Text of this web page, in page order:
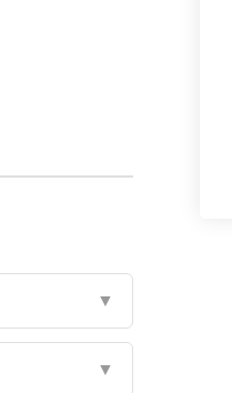
▼
▼